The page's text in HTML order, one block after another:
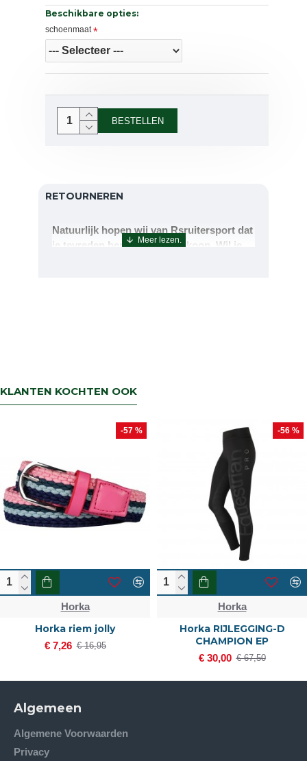
Beschikbare opties:
schoenmaat
BESTELLEN
RETOURNEREN
Natuurlijk hopen wij van Rsruitersport dat
je tevreden bent met uw aankoop. Wil je
KLANTEN KOCHTEN OOK
-57 %
Horka
Horka riem jolly
€ 7,26 € 16,95
-56 %
Horka
Horka RIJLEGGING-D
CHAMPION EP
€ 30,00 € 67,50
Algemeen
Algemene Voorwaarden
Privacy